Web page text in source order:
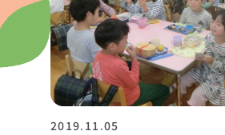
2019.11.05